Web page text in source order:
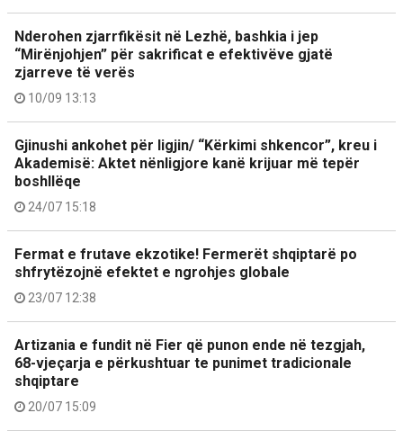
Nderohen zjarrfikësit në Lezhë, bashkia i jep
“Mirënjohjen” për sakrificat e efektivëve gjatë
zjarreve të verës
10/09 13:13
Gjinushi ankohet për ligjin/ “Kërkimi shkencor”, kreu i
Akademisë: Aktet nënligjore kanë krijuar më tepër
boshllëqe
24/07 15:18
Fermat e frutave ekzotike! Fermerët shqiptarë po
shfrytëzojnë efektet e ngrohjes globale
23/07 12:38
Artizania e fundit në Fier që punon ende në tezgjah,
68-vjeçarja e përkushtuar te punimet tradicionale
shqiptare
20/07 15:09